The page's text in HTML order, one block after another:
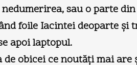
sau o parte
foile Iacintei deoparte şi
apoi laptopul.
obicei ce noutăţi mai are